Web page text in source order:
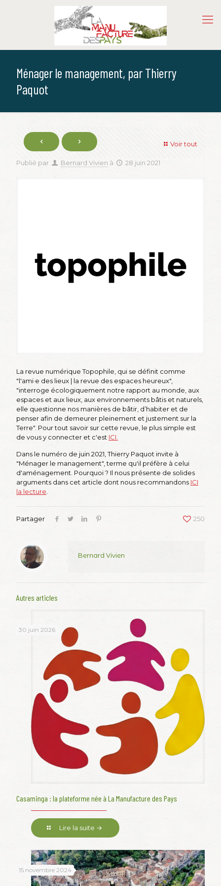
Ménager le management, par Thierry
Paquot
Voir tout
Publié par Bernard Vivien à 28 juin 2021
La revue numérique Topophile, qui se définit comme
"l'ami·e des lieux | la revue des espaces heureux",
"interroge écologiquement notre rapport au monde, aux
espaces et aux lieux, aux environnements bâtis et naturels,
elle questionne nos manières de bâtir, d’habiter et de
penser afin de demeurer pleinement et justement sur la
Terre". Pour tout savoir sur cette revue, le plus simple est
de vous y connecter et c'est ICI.
Dans le numéro de juin 2021, Thierry Paquot invite à
"Ménager le management", terme qu'il préfère à celui
d'aménagement. Pourquoi ? Il nous présente de solides
arguments dans cet article dont nous recommandons ICI
la lecture
Partager 250
Bernard Vivien
Autres articles
30 juin 2026
Casaminga : la plateforme née à La Manufacture des Pays
Lire la suite →
15 novembre 2024